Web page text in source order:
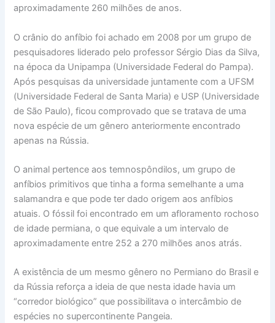
aproximadamente 260 milhões de anos.
O crânio do anfíbio foi achado em 2008 por um grupo de
pesquisadores liderado pelo professor Sérgio Dias da Silva,
na época da Unipampa (Universidade Federal do Pampa).
Após pesquisas da universidade juntamente com a UFSM
(Universidade Federal de Santa Maria) e USP (Universidade
de São Paulo), ficou comprovado que se tratava de uma
nova espécie de um gênero anteriormente encontrado
apenas na Rússia.
O animal pertence aos temnospôndilos, um grupo de
anfíbios primitivos que tinha a forma semelhante a uma
salamandra e que pode ter dado origem aos anfíbios
atuais. O fóssil foi encontrado em um afloramento rochoso
de idade permiana, o que equivale a um intervalo de
aproximadamente entre 252 a 270 milhões anos atrás.
A existência de um mesmo gênero no Permiano do Brasil e
da Rússia reforça a ideia de que nesta idade havia um
“corredor biológico” que possibilitava o intercâmbio de
espécies no supercontinente Pangeia.